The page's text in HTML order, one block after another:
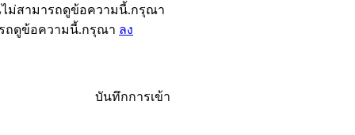
ม่สามารถดูข้อความนี้.กรุณา
ถดูข้อความนี้.กรุณา ลง
บันทึกการเข้า